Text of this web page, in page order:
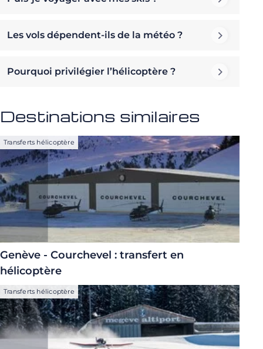
Les vols dépendent-ils de la météo ?
Pourquoi privilégier l’hélicoptère ?
Destinations similaires
Transferts hélicoptère
Genève - Courchevel : transfert en
hélicoptère
Transferts hélicoptère